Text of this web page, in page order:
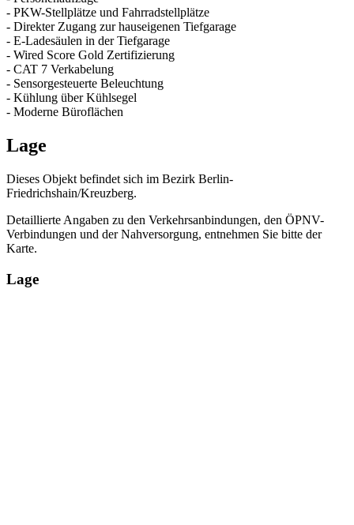
- PKW-Stellplätze und Fahrradstellplätze
- Direkter Zugang zur hauseigenen Tiefgarage
- E-Ladesäulen in der Tiefgarage
- Wired Score Gold Zertifizierung
- CAT 7 Verkabelung
- Sensorgesteuerte Beleuchtung
- Kühlung über Kühlsegel
- Moderne Büroflächen
Lage
Dieses Objekt befindet sich im Bezirk Berlin-
Friedrichshain/Kreuzberg.
Detaillierte Angaben zu den Verkehrsanbindungen, den ÖPNV-
Verbindungen und der Nahversorgung, entnehmen Sie bitte der
Karte.
Lage